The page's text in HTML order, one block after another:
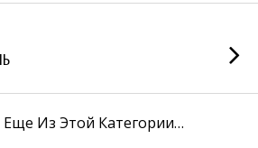
Еще Из Этой Категории…